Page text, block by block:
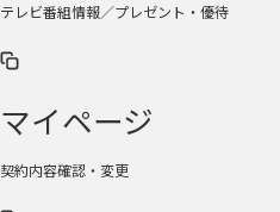
テレビ番組情報／プレゼント・優待
マイページ
契約内容確認・変更